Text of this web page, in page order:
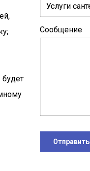
Сообщение
Отправить